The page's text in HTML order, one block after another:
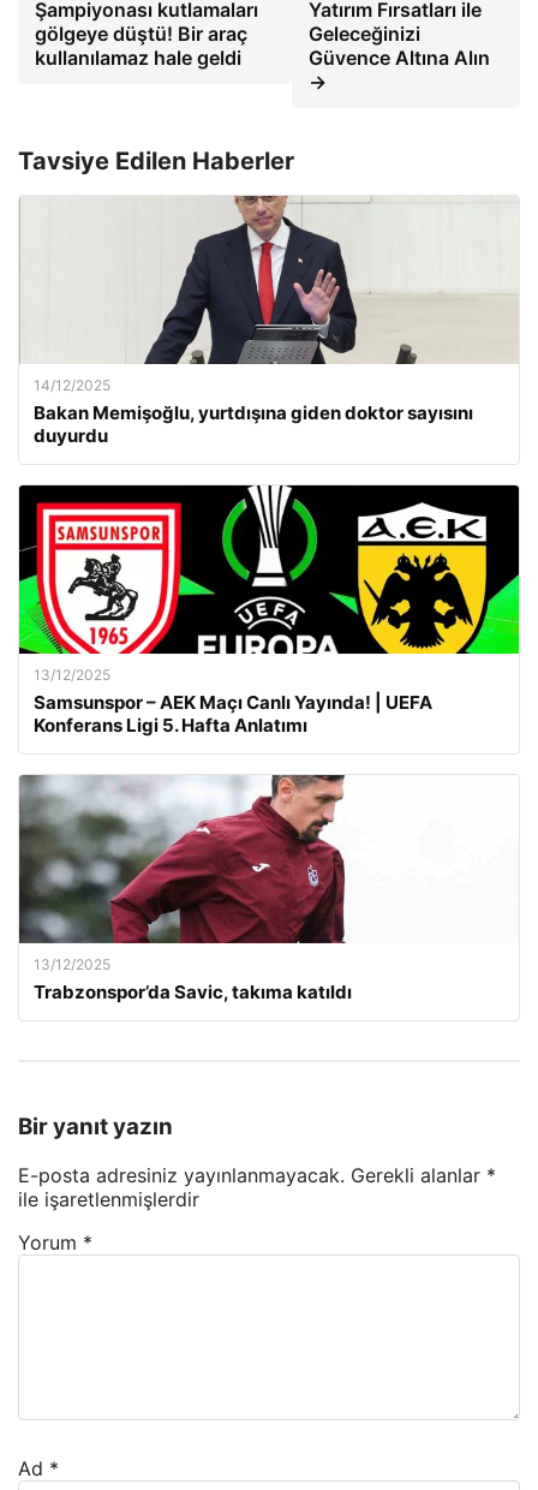
Şampiyonası kutlamaları
gölgeye düştü! Bir araç
kullanılamaz hale geldi
Yatırım Fırsatları ile
Geleceğinizi
Güvence Altına Alın
→
Tavsiye Edilen Haberler
14/12/2025
Bakan Memişoğlu, yurtdışına giden doktor sayısını
duyurdu
13/12/2025
Samsunspor – AEK Maçı Canlı Yayında! | UEFA
Konferans Ligi 5. Hafta Anlatımı
13/12/2025
Trabzonspor’da Savic, takıma katıldı
Bir yanıt yazın
E-posta adresiniz yayınlanmayacak. Gerekli alanlar *
ile işaretlenmişlerdir
Yorum *
Ad *